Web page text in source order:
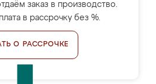
заказ в производство.
в рассрочку без %.
О РАССРОЧКЕ